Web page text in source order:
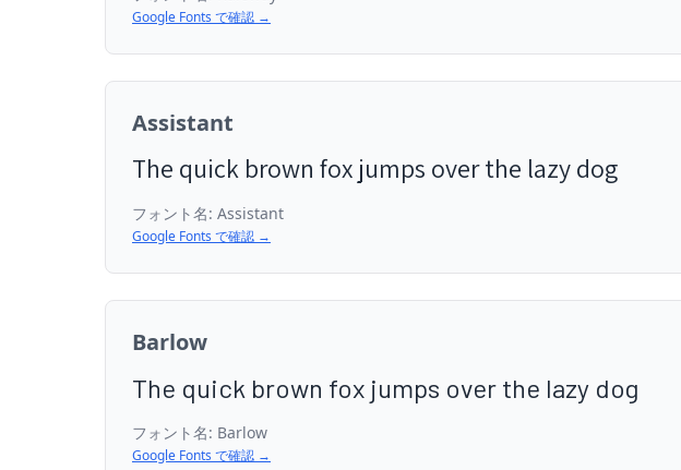
Google Fonts で確認 →
Assistant
The quick brown fox jumps over the lazy dog
フォント名: Assistant
Google Fonts で確認 →
Barlow
The quick brown fox jumps over the lazy dog
フォント名: Barlow
Google Fonts で確認 →